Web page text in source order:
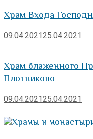
Храм Входа
09.04.202125.04.2021
Храм блаженного
Плотниково
09.04.202125.04.2021
Храмы и